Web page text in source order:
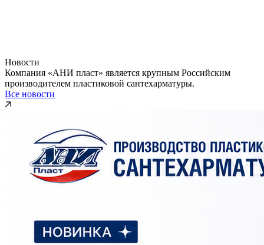
Новости
Компания «АНИ пласт» является крупным Российским
производителем пластиковой сантехарматуры.
Все новости